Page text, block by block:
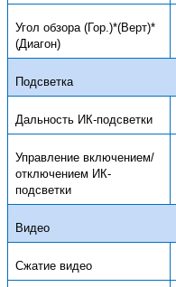
Угол обзора (Гор.)*(Верт)*
(Диагон)
Подсветка
Дальность ИК-подсветки
Управление включением/
отключением ИК-
подсветки
Видео
Сжатие видео